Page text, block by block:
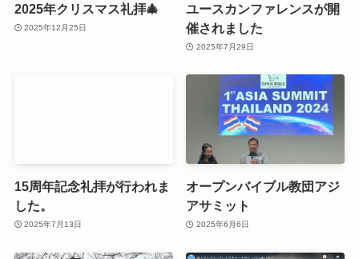
2025年クリスマス礼拝🎄
2025年12月25日
ユースカンファレンスが開
催されました
2025年7月29日
15周年記念礼拝が行われま
した。
2025年7月13日
オープンバイブル教団アジ
アサミット
2025年6月6日